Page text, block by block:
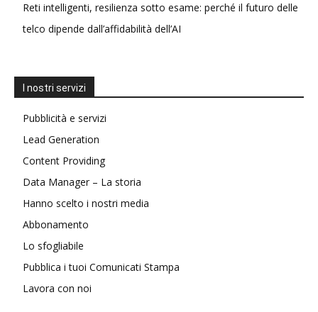
Reti intelligenti, resilienza sotto esame: perché il futuro delle
telco dipende dall’affidabilità dell’AI
I nostri servizi
Pubblicità e servizi
Lead Generation
Content Providing
Data Manager – La storia
Hanno scelto i nostri media
Abbonamento
Lo sfogliabile
Pubblica i tuoi Comunicati Stampa
Lavora con noi